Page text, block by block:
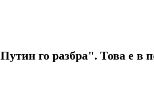
го разбра". Това е